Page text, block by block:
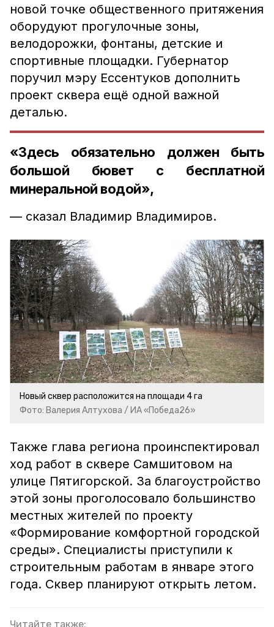
новой точке общественного притяжения
оборудуют прогулочные зоны,
велодорожки, фонтаны, детские и
спортивные площадки. Губернатор
поручил мэру Ессентуков дополнить
проект сквера ещё одной важной
деталью.
«Здесь обязательно должен быть
большой бювет с бесплатной
минеральной водой»,
— сказал Владимир Владимиров.
Новый сквер расположится на площади 4 га
Фото: Валерия Алтухова / ИА «Победа26»
Также глава региона проинспектировал
ход работ в сквере Самшитовом на
улице Пятигорской. За благоустройство
этой зоны проголосовало большинство
местных жителей по проекту
«Формирование комфортной городской
среды». Специалисты приступили к
строительным работам в январе этого
года. Сквер планируют открыть летом.
Читайте также: